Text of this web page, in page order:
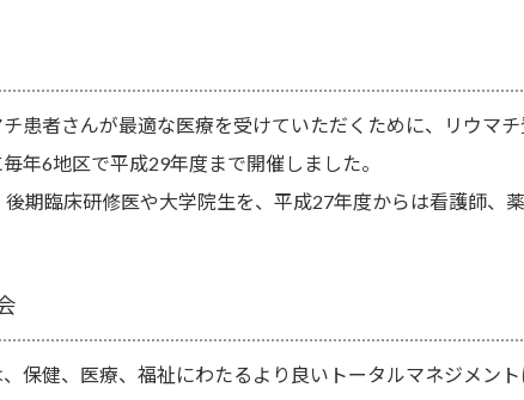
患者さんが最適な医療を受けていただくために、リウマ
年6地区で平成29年度まで開催しました。
期臨床研修医や大学院生を、平成27年度からは看護師、
保健、医療、福祉にわたるより良いトータルマネジメン